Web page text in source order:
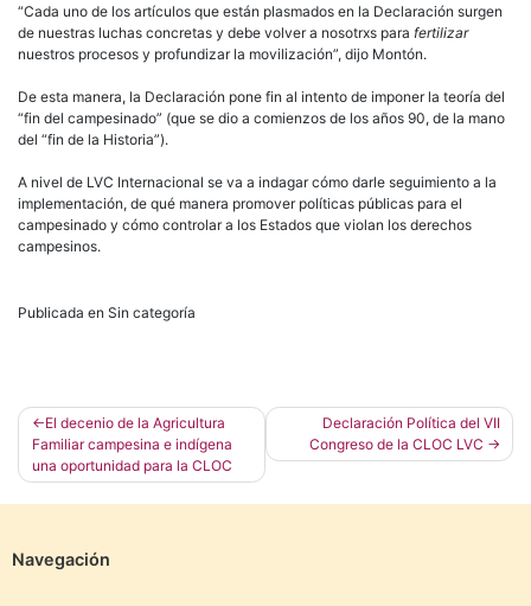
“Cada uno de los artículos que están plasmados en la Declaración surgen
de nuestras luchas concretas y debe volver a nosotrxs para fertilizar
nuestros procesos y profundizar la movilización”, dijo Montón.
De esta manera, la Declaración pone fin al intento de imponer la teoría del
“fin del campesinado” (que se dio a comienzos de los años 90, de la mano
del “fin de la Historia”).
A nivel de LVC Internacional se va a indagar cómo darle seguimiento a la
implementación, de qué manera promover políticas públicas para el
campesinado y cómo controlar a los Estados que violan los derechos
campesinos.
Publicada en Sin categoría
Navegación
de
entradas
El decenio de la Agricultura
Familiar campesina e indígena
una oportunidad para la CLOC
Declaración Política del VII
Congreso de la CLOC LVC
Navegación